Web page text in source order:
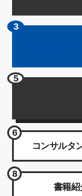
3
5
コンサルタ
6
書籍紹
8